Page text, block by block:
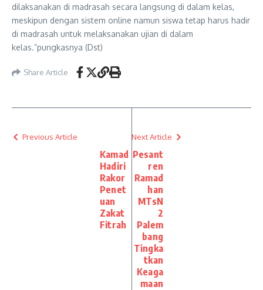
dilaksanakan di madrasah secara langsung di dalam kelas,
meskipun dengan sistem online namun siswa tetap harus hadir
di madrasah untuk melaksanakan ujian di dalam
kelas.”pungkasnya (Dst)
Share Article
Previous Article
Kamad
Hadiri
Rakor
Penet
uan
Zakat
Fitrah
Next Article
Pesant
ren
Ramad
han
MTsN
2
Palem
bang
Tingka
tkan
Keaga
maan